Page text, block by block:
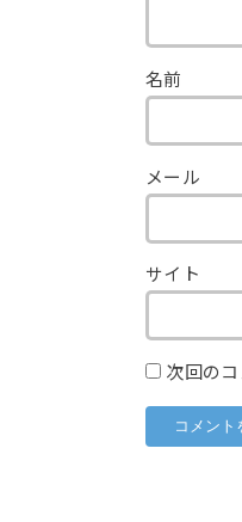
名前
メール
サイト
次回の